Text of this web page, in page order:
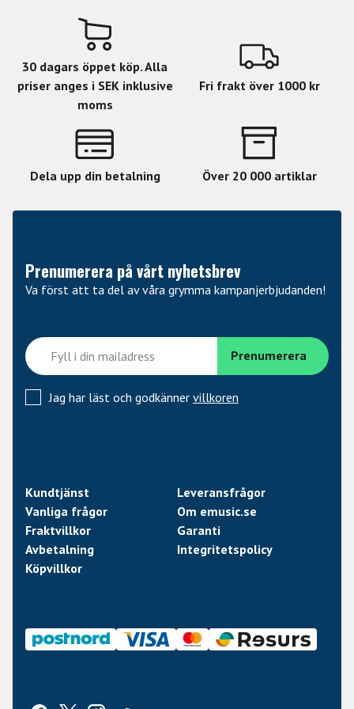
30 dagars öppet köp. Alla
priser anges i SEK inklusive
moms
Fri frakt över 1000 kr
Dela upp din betalning Över 20 000 artiklar
Prenumerera på vårt nyhetsbrev
Va först att ta del av våra grymma kampanjerbjudanden!
Jag har läst och godkänner villkoren
Kundtjänst
Leveransfrågor
Vanliga frågor
Om emusic.se
Fraktvillkor
Garanti
Avbetalning
Integritetspolicy
Köpvillkor